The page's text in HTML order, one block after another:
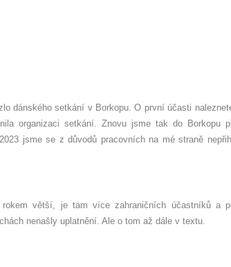
dánského setkání v Borkopu. O první účasti
organizaci setkání. Znovu jsme tak do Borkopu
jsme se z důvodů pracovních na mé straně
větší, je tam více zahraničních účastníků a
nenašly uplatnění. Ale o tom až dále v textu.